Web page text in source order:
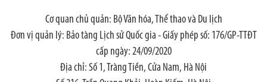
Cơ quan chủ quản: Bộ Văn hóa, Thể thao và Du lịch
Đơn vị quản lý: Bảo tàng Lịch sử Quốc gia - Giấy phép số: 176/GP-TTĐT
cấp ngày: 24/09/2020
Địa chỉ: Số 1, Tràng Tiền, Cửa Nam, Hà Nội